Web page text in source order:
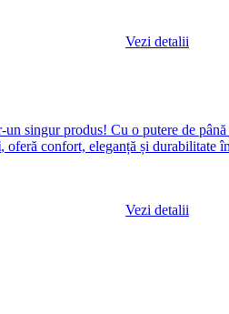
Vezi detalii
singur produs! Cu o putere de până
, oferă confort, eleganță și durabilitate
Vezi detalii